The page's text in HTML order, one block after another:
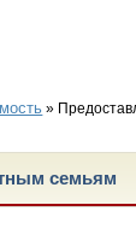
»
семьям